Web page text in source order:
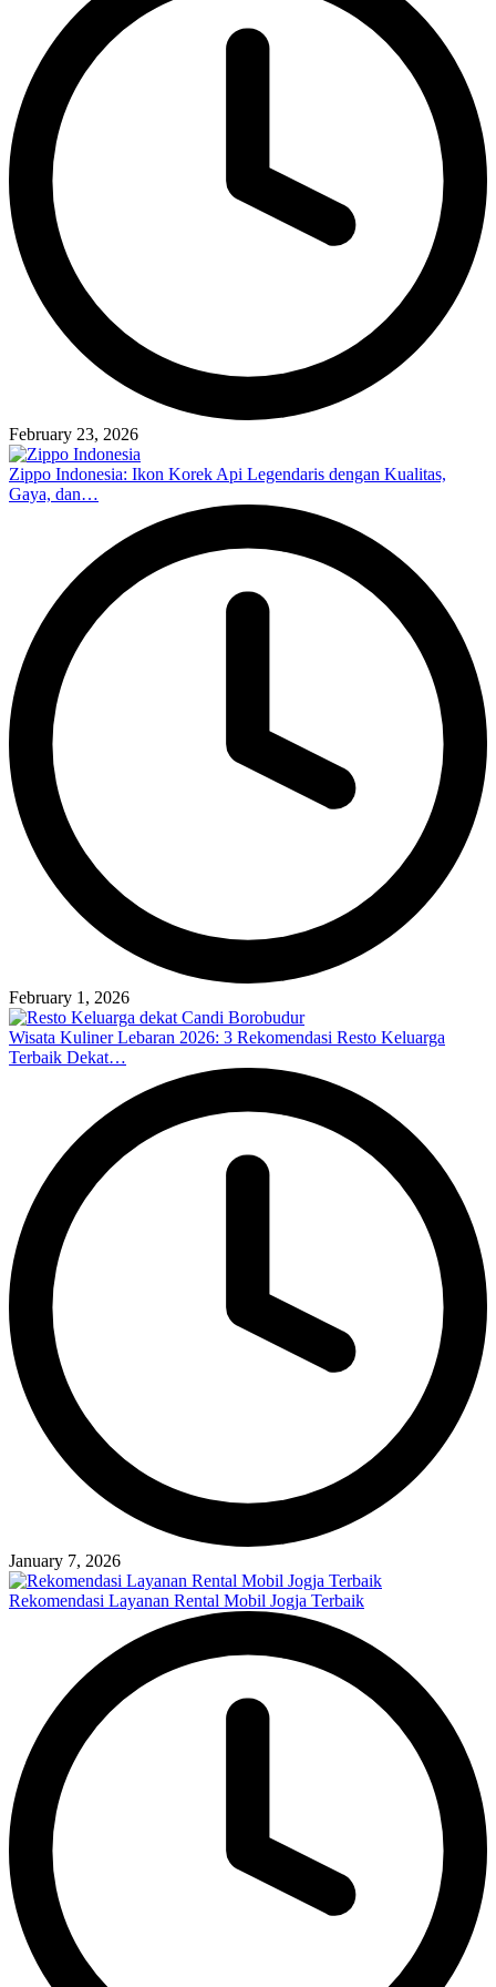
February 23, 2026
Zippo Indonesia: Ikon Korek Api Legendaris dengan Kualitas,
Gaya, dan…
February 1, 2026
Wisata Kuliner Lebaran 2026: 3 Rekomendasi Resto Keluarga
Terbaik Dekat…
January 7, 2026
Rekomendasi Layanan Rental Mobil Jogja Terbaik